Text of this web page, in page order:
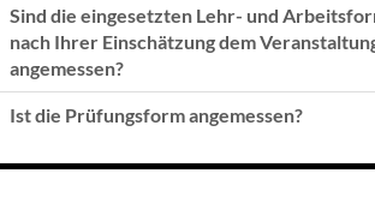
Sind die eingesetzten Lehr- und
nach Ihrer Einschätzung dem
angemessen?
Ist die Prüfungsform angemessen?